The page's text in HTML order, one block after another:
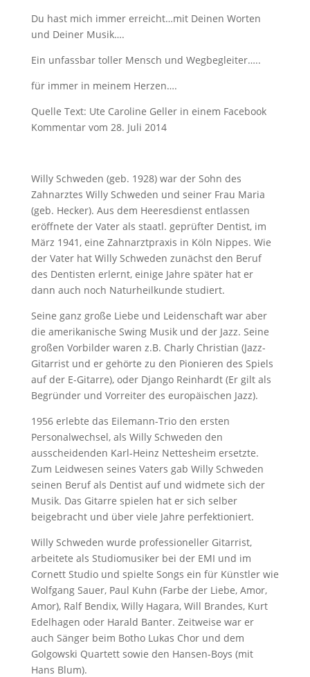
Du hast mich immer erreicht…mit Deinen Worten
und Deiner Musik….
Ein unfassbar toller Mensch und Wegbegleiter…..
für immer in meinem Herzen….
Quelle Text: Ute Caroline Geller in einem Facebook
Kommentar vom 28. Juli 2014
Willy Schweden (geb. 1928) war der Sohn des
Zahnarztes Willy Schweden und seiner Frau Maria
(geb. Hecker). Aus dem Heeresdienst entlassen
eröffnete der Vater als staatl. geprüfter Dentist, im
März 1941, eine Zahnarztpraxis in Köln Nippes. Wie
der Vater hat Willy Schweden zunächst den Beruf
des Dentisten erlernt, einige Jahre später hat er
dann auch noch Naturheilkunde studiert.
Seine ganz große Liebe und Leidenschaft war aber
die amerikanische Swing Musik und der Jazz. Seine
großen Vorbilder waren z.B. Charly Christian (Jazz-
Gitarrist und er gehörte zu den Pionieren des Spiels
auf der E-Gitarre), oder Django Reinhardt (Er gilt als
Begründer und Vorreiter des europäischen Jazz).
1956 erlebte das Eilemann-Trio den ersten
Personalwechsel, als Willy Schweden den
ausscheidenden Karl-Heinz Nettesheim ersetzte.
Zum Leidwesen seines Vaters gab Willy Schweden
seinen Beruf als Dentist auf und widmete sich der
Musik. Das Gitarre spielen hat er sich selber
beigebracht und über viele Jahre perfektioniert.
Willy Schweden wurde professioneller Gitarrist,
arbeitete als Studiomusiker bei der EMI und im
Cornett Studio und spielte Songs ein für Künstler wie
Wolfgang Sauer, Paul Kuhn (Farbe der Liebe, Amor,
Amor), Ralf Bendix, Willy Hagara, Will Brandes, Kurt
Edelhagen oder Harald Banter. Zeitweise war er
auch Sänger beim Botho Lukas Chor und dem
Golgowski Quartett sowie den Hansen-Boys (mit
Hans Blum).